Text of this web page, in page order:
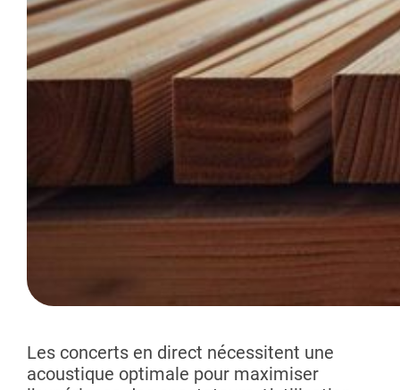
Les concerts en direct nécessitent une
acoustique optimale pour maximiser